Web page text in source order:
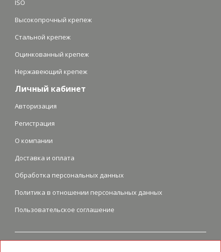
ISO
Высокопрочный крепеж
Стальной крепеж
Оцинкованный крепеж
Нержавеющий крепеж
Личный кабинет
Авторизация
Регистрация
О компании
Доставка и оплата
Обработка персональных данных
Политика в отношении персональных данных
Пользовательское соглашение